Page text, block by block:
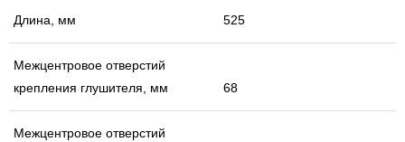
Длина, мм 525
Межцентровое отверстий
крепления глушителя, мм
68
Межцентровое отверстий